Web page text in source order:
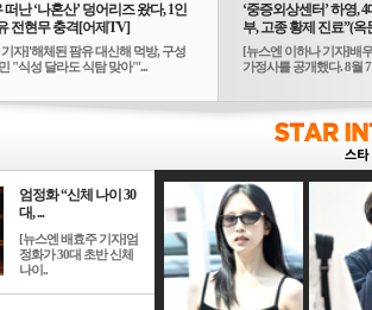
난 ‘나혼산’ 덩어리즈 왔다, 1인
전현무 충격[어제TV]
자]'해체된 팜유 대신해 먹방, 구성
"식성 달라도 식탐 맞아"'...
‘중증외상센터’ 하영,
부, 고종 황제 진료”(
[뉴스엔 이하나 기자]배
가정사를 공개했다. 8월
엄정화 “신체 나이 30
대, ...
[뉴스엔 배효주 기자]엄
정화가 30대 초반 신체
나이..